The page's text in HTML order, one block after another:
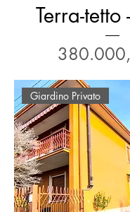
Terra-tetto
Prezzo
Giardino Privato